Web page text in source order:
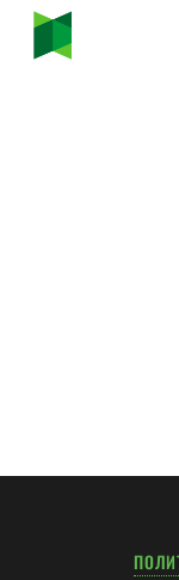
ТОВАРЫ
ХОД РАБОТ